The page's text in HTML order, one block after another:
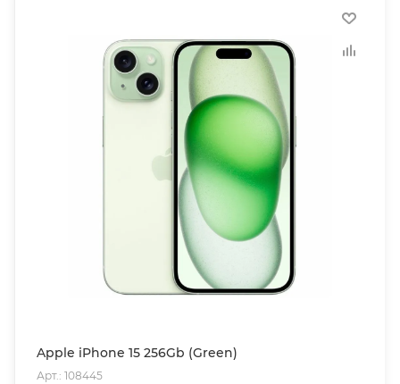
Apple iPhone 15 256Gb (Green)
Арт.: 108445